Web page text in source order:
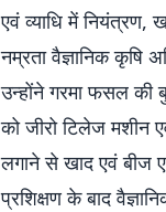
एवं व्याधि में नियंत्रण,
नम्रता वैज्ञानिक कृषि
उन्होंने गरमा फसल की
को जीरो टिलेज मशीन
लगाने से खाद एवं बीज
प्रशिक्षण के बाद